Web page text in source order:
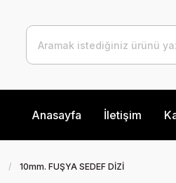
Anasayfa İletişim
10mm. FUŞYA SEDEF DİZİ